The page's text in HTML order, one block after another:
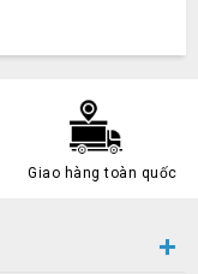
Giao hàng toàn quốc